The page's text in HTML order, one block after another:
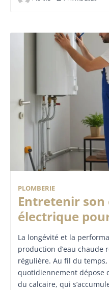
PLOMBERIE
Entretenir son
électrique
La longévité et la
production d’eau chaude
régulière. Au fil du temps,
quotidiennement dépose
du calcaire, qui